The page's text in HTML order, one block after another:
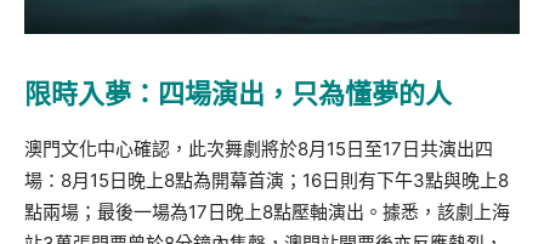
限時入夢：四場演出，只為懂夢的人
澳門文化中心確認，此次舞劇將於8月15日至17日共演出四
場：8月15日晚上8點為開幕首演；16日則有下午3點與晚上8
點兩場；最後一場為17日晚上8點壓軸演出。據悉，該劇上海